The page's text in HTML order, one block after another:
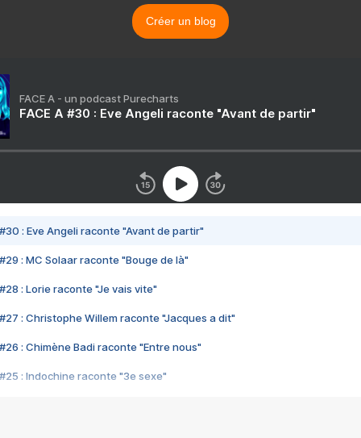
Créer un blog
FACE A - un podcast Purecharts
FACE A #30 : Eve Angeli raconte "Avant de partir"
#30 : Eve Angeli raconte "Avant de partir"
#29 : MC Solaar raconte "Bouge de là"
#28 : Lorie raconte "Je vais vite"
#27 : Christophe Willem raconte "Jacques a dit"
#26 : Chimène Badi raconte "Entre nous"
#25 : Indochine raconte "3e sexe"